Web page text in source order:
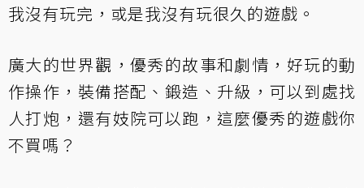
我沒有玩完，或是我沒有玩很久的遊戲。
廣大的世界觀，優秀的故事和劇情，好玩的動
作操作，裝備搭配、鍛造、升級，可以到處找
人打炮，還有妓院可以跑，這麼優秀的遊戲你
不買嗎？